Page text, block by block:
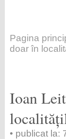
Pagina
doar în
Ioan
• publicat la: